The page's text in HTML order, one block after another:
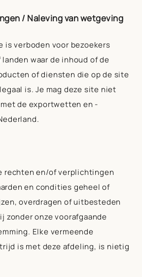
/ Naleving van wetgeving
is verboden voor bezoekers
waar de inhoud of de
of diensten die op de site
is. Je mag deze site niet
de exportwetten en -
rechten en/of verplichtingen
en condities geheel of
overdragen of uitbesteden
zonder onze voorafgaande
Elke vermeende
is met deze afdeling, is nietig